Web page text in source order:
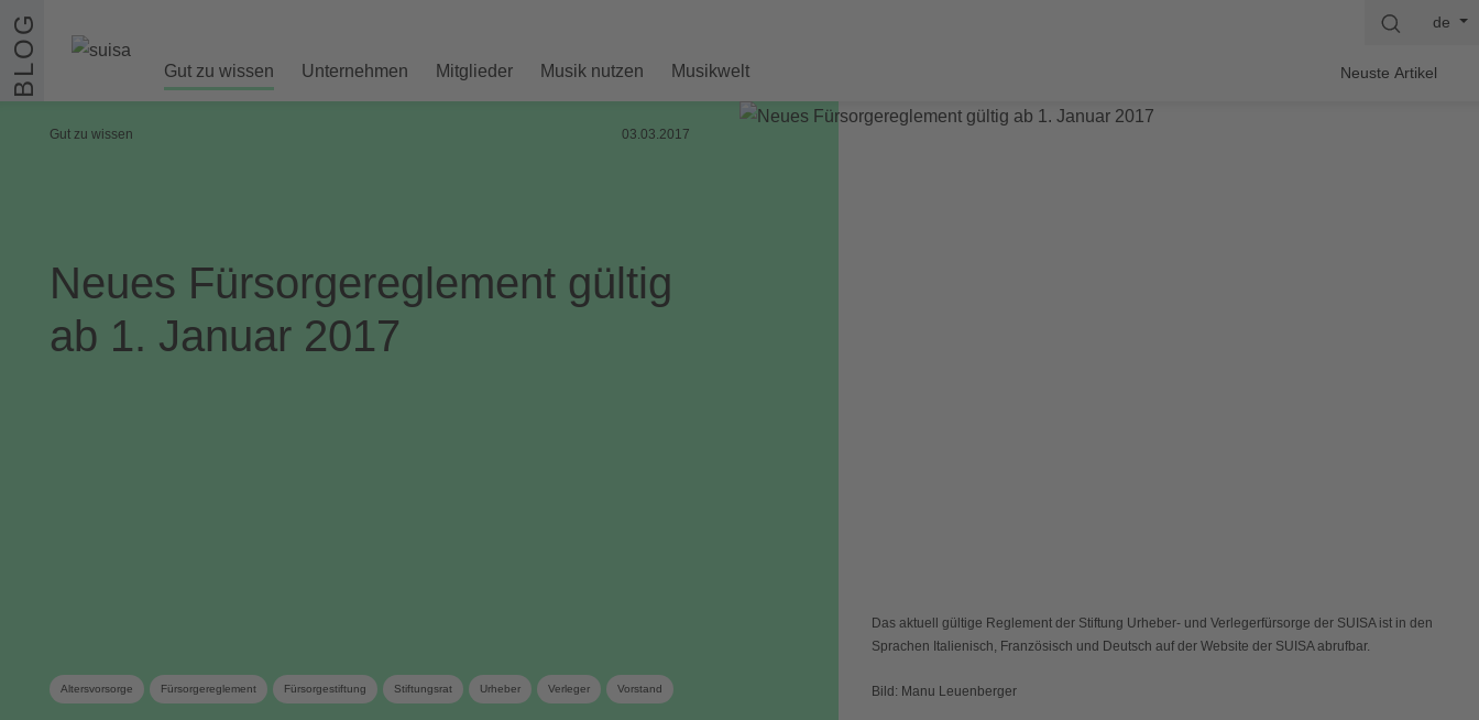
Zum Inhalt springen
BLOG Gut zu wissen Unternehmen Mitglieder Musik nutzen Musikwelt
de
Neuste Artikel
Gut zu wissen 03.03.2017
Neues Fürsorgereglement gültig
ab 1. Januar 2017
Altersvorsorge Fürsorgereglement Fürsorgestiftung Stiftungsrat Urheber Verleger Vorstand
Das aktuell gültige Reglement der Stiftung Urheber- und Verlegerfürsorge der SUISA ist in den
Sprachen Italienisch, Französisch und Deutsch auf der Website der SUISA abrufbar.
Bild: Manu Leuenberger